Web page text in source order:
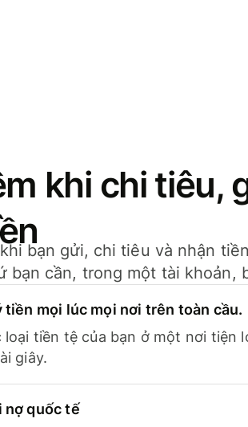
khi chi tiêu,
bạn gửi, chi tiêu và nhận
bạn cần, trong một tài khoản,
tiền mọi lúc mọi nơi trên toàn cầu.
loại tiền tệ của bạn ở một nơi tiện
giây.
nợ quốc tế